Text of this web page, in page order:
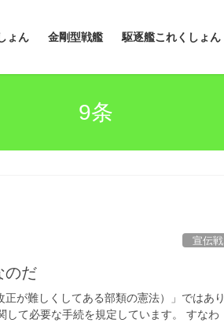
ょん 金剛型戦艦 駆逐艦これくしょん
9条
宣伝戦
のだ
が難しくしてある部類の憲法）」ではあり
して必要な手続を規定しています。 すなわ